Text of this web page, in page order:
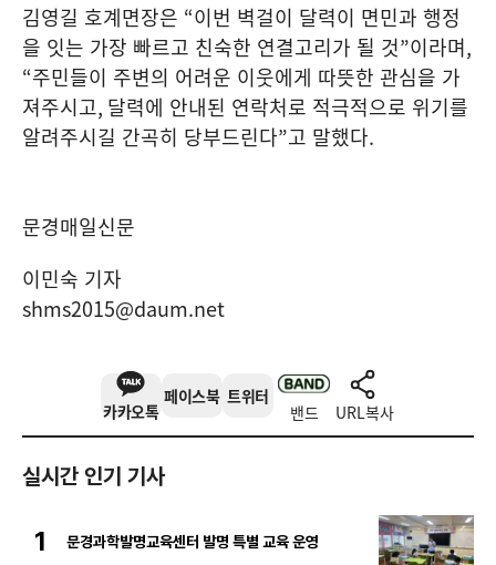
김영길 호계면장은 “이번 벽걸이 달력이 면민과 행정
을 잇는 가장 빠르고 친숙한 연결고리가 될 것”이라며,
“주민들이 주변의 어려운 이웃에게 따뜻한 관심을 가
져주시고, 달력에 안내된 연락처로 적극적으로 위기를
알려주시길 간곡히 당부드린다”고 말했다.
문경매일신문
이민숙 기자
shms2015@daum.net
카카오톡
페이스북 트위터
밴드 URL복사
실시간 인기 기사
1 문경과학발명교육센터 발명 특별 교육 운영